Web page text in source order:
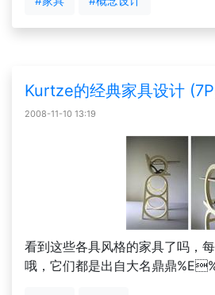
Kurtze的经典家具设计
2008-11-10 13:19
看到这些各具风格的家具了吗，
哦，它们都是出自大名鼎鼎